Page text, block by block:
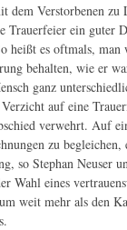
dem Verstorbenen zu
Trauerfeier ein guter
heißt es oftmals, man
behalten, wie er
ganz
auf eine
verwehrt. Auf
zu
so Stephan Neuser
Wahl eines
weit mehr als den